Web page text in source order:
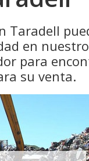
Taradell
en nuestro
para
su venta.